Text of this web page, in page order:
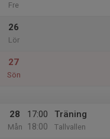
Fre
26
Lör
27
Sön
28
Mån
17:00
18:00
Träning
Tallvallen